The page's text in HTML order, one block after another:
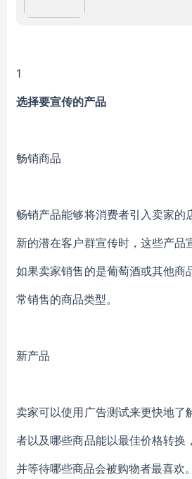
1
选择要宣传的产品
畅销商品
畅销产品能够将消费者引入卖家的
新的潜在客户群宣传时，这些产品
如果卖家销售的是葡萄酒或其他商
常销售的商品类型。
新产品
卖家可以使用广告测试来更快地了
者以及哪些商品能以最佳价格转换
并等待哪些商品会被购物者最喜欢。